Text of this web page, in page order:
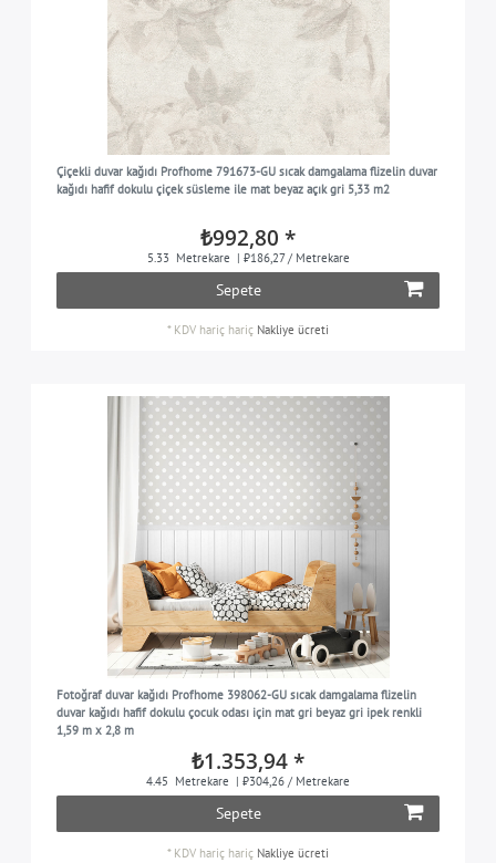
Çiçekli duvar kağıdı Profhome 791673-GU sıcak damgalama flizelin duvar
kağıdı hafif dokulu çiçek süsleme ile mat beyaz açık gri 5,33 m2
₺992,80 *
5.33 Metrekare | ₺186,27 / Metrekare
Sepete
* KDV hariç hariç Nakliye ücreti
Fotoğraf duvar kağıdı Profhome 398062-GU sıcak damgalama flizelin
duvar kağıdı hafif dokulu çocuk odası için mat gri beyaz gri ipek renkli
1,59 m x 2,8 m
₺1.353,94 *
4.45 Metrekare | ₺304,26 / Metrekare
Sepete
* KDV hariç hariç Nakliye ücreti